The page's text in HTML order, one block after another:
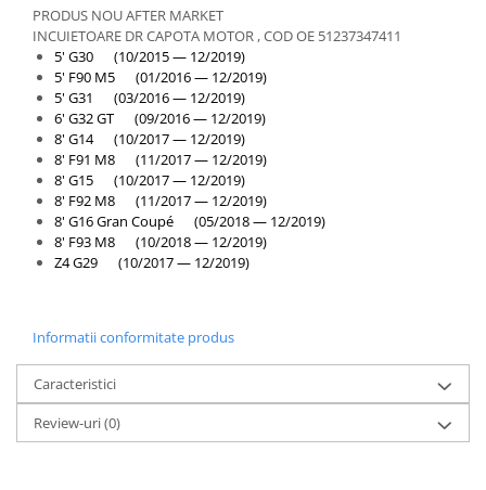
Overfender aripa
Panou acoperire trigger
Plafon
Praguri
Rama radiator
Scut motor
Spălător far
Suport aripa
Traversa
Usa fată
Usa spate
Cutie viteze
PRODUS NOU AFTER MARKET
INCUIETOARE DR CAPOTA MOTOR , COD OE 51237347411
5' G30 (10/2015 — 12/2019)
5' F90 M5 (01/2016 — 12/2019)
5' G31 (03/2016 — 12/2019)
6' G32 GT (09/2016 — 12/2019)
8' G14 (10/2017 — 12/2019)
8' F91 M8 (11/2017 — 12/2019)
8' G15 (10/2017 — 12/2019)
8' F92 M8 (11/2017 — 12/2019)
8' G16 Gran Coupé (05/2018 — 12/2019)
8' F93 M8 (10/2018 — 12/2019)
Z4 G29 (10/2017 — 12/2019)
Informatii conformitate produs
Caracteristici
Review-uri(0)